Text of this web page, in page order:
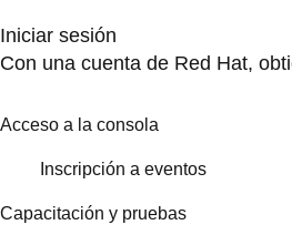
Iniciar sesión
Con una cuenta de Red Hat,
Acceso a la consola
Inscripción a eventos
Capacitación y pruebas